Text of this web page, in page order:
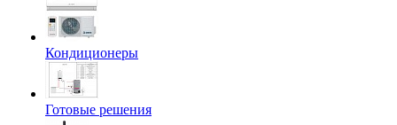
Кондиционеры
Готовые решения